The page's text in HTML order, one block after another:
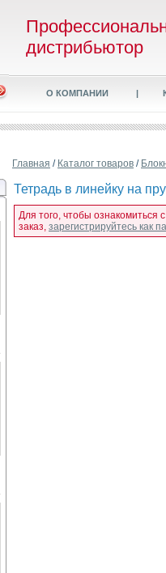
дистрибьютор
О КОМПАНИИ |
Главная / Каталог товаров /
Тетрадь в линейку на
Для того, чтобы ознакомиться
заказ, зарегистрируйтесь как